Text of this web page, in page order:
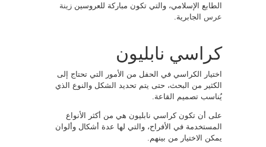
الطابع الإسلامي، والتي تكون مباركة للعروسين زينة
عرس الجابرية.
كراسي نابليون
اختيار الكراسي في الحفل من الأمور التي تحتاج إلى
الكثير من البحث، حتى يتم تحديد الشكل والنوع الذي
يُناسب تصميم القاعة.
على أن تكون كراسي نابليون هي من أكثر الأنواع
المستخدمة في الأفراح، والتي لها عدة أشكال وألوان
يمكن الاختيار من بينهم.